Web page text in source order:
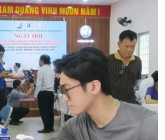
tại Saint-